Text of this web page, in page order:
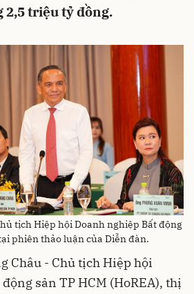
2,5 triệu tỷ đồng.
tịch Hiệp hội Doanh nghiệp Bất động
phiên thảo luận của Diễn đàn.
Châu - Chủ tịch Hiệp hội
sản TP HCM (HoREA), thị